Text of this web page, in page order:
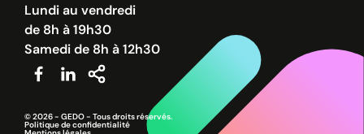
Lundi au vendredi
de 8h à 19h30
Samedi de 8h à 12h30
© 2026 - GEDO - Tous droits réservés.
Politique de confidentialité